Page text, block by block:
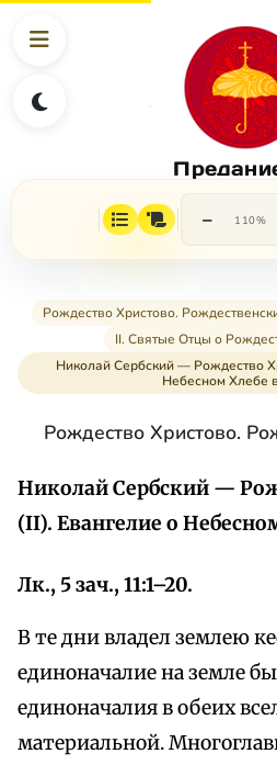
− 110%
Рождество Христово.
II. Святые Отцы о
Николай Сербский — Рождество
Небесном Хлебе
Рождество Христово.
Николай Сербский —
(II). Евангелие о
Лк., 5 зач., 11:1–20.
В те дни владел землею
единоначалие на земле
единоначалия в обеих
материальной.